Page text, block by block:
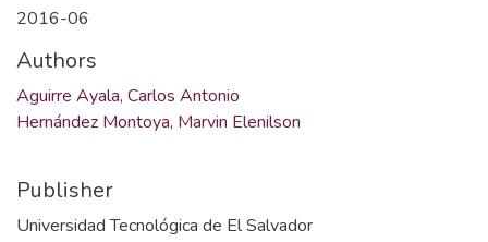
2016-06
Authors
Aguirre Ayala, Carlos Antonio
Hernández Montoya, Marvin Elenilson
Publisher
Universidad Tecnológica de El Salvador